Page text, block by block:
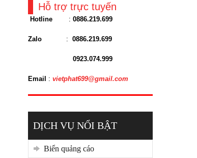
Hỗ trợ trực tuyến
Hotline : 0886.219.699
Zalo : 0886.219.699
0923.074.999
Email : vietphat699@gmail.com
DỊCH VỤ NỔI BẬT
biển quảng cáo